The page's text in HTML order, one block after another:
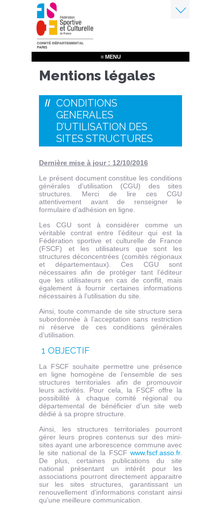
Aller
au
contenu
principal
≡ MENU
Mentions légales
CONDITIONS
GENERALES
D’UTILISATION DES
SITES STRUCTURES
Dernière mise à jour : 12/10/2016
Le présent document constitue les conditions
générales d’utilisation (CGU) des sites
structures. Merci de lire ces CGU
attentivement avant de renseigner le
formulaire d’adhésion en ligne.
Les CGU sont à considérer comme un
véritable contrat entre l’éditeur qui est la
Fédération sportive et culturelle de France
(FSCF) et les utilisateurs que sont les
structures déconcentrées (comités régionaux
et départementaux). Ces CGU sont
nécessaires afin de protéger tant l’éditeur
que les utilisateurs en cas de conflit, mais
également à fournir certaines informations
nécessaires à l’utilisation du site.
Ainsi, toute commande de site structure sera
subordonnée à l’acceptation sans restriction
ni réserve de ces conditions générales
d’utilisation.
1 OBJECTIF
La FSCF souhaite permettre une présence
en ligne homogène de l’ensemble de ses
structures territoriales afin de promouvoir
leurs activités. Pour cela, la FSCF offre la
possibilité à chaque comité régional ou
départemental de bénéficier d’un site web
dédié à sa propre structure.
Ainsi, les structures territoriales pourront
gérer leurs propres contenus sur des mini-
sites ayant une arborescence commune avec
le site national de la FSCF www.fscf.asso.fr.
De plus, certaines publications du site
national présentant un intérêt pour les
associations pourront directement apparaitre
sur les sites structures, garantissant un
renouvellement d’informations constant ainsi
qu’une meilleure communication.